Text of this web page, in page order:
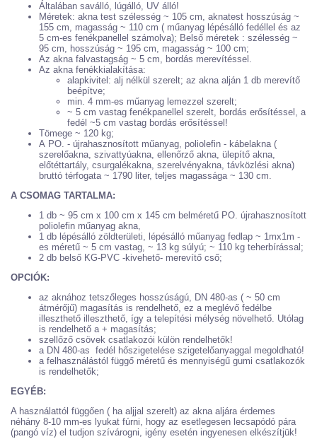
Általában saválló, lúgálló, UV álló!
Méretek: akna test szélesség ~ 105 cm, aknatest hosszúság ~
155 cm, magasság ~ 110 cm ( műanyag lépésálló fedéllel és az
5 cm-es fenékpanellel számolva); Belső méretek : szélesség ~
95 cm, hosszúság ~ 195 cm, magasság ~ 100 cm;
Az akna falvastagság ~ 5 cm, bordás merevítéssel.
Az akna fenékkialakítása:
alapkivitel: alj nélkül szerelt; az akna alján 1 db merevítő
beépítve;
min. 4 mm-es műanyag lemezzel szerelt;
~ 5 cm vastag fenékpanellel szerelt, bordás erősítéssel, a
fedél ~5 cm vastag bordás erősítéssel!
Tömege ~ 120 kg;
A PO. - újrahasznosított műanyag, poliolefin - kábelakna (
szerelőakna, szivattyúakna, ellenőrző akna, ülepítő akna,
előtéttartály, csurgalékakna, szerelvényakna, távközlési akna)
bruttó térfogata ~ 1790 liter, teljes magassága ~ 130 cm.
A CSOMAG TARTALMA:
1 db ~ 95 cm x 100 cm x 145 cm belméretű PO. újrahasznosított
poliolefin műanyag akna,
1 db lépésálló zöldterületi, lépésálló műanyag fedlap ~ 1mx1m -
es méretű ~ 5 cm vastag, ~ 13 kg súlyú; ~ 110 kg teherbírással;
2 db belső KG-PVC -kivehető- merevítő cső;
OPCIÓK:
az aknához tetszőleges hosszúságú, DN 480-as ( ~ 50 cm
átmérőjű) magasítás is rendelhető, ez a meglévő fedélbe
illeszthető illeszthető, így a telepítési mélység növelhető. Utólag
is rendelhető a + magasítás;
szellőző csövek csatlakozói külön rendelhetők!
a DN 480-as fedél hőszigetelése szigetelőanyaggal megoldható!
a felhasználástól függő méretű és mennyiségű gumi csatlakozók
is rendelhetők;
EGYÉB:
A használattól függően ( ha aljjal szerelt) az akna aljára érdemes
néhány 8-10 mm-es lyukat fúrni, hogy az esetlegesen lecsapódó pára
(pangó víz) el tudjon szívárogni, igény esetén ingyenesen elkészítjük!